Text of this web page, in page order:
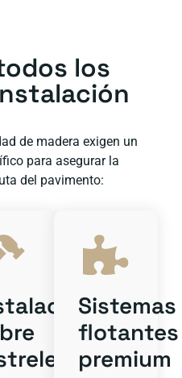
los
de madera exigen un
para asegurar la
del pavimento:
Sistemas
flotantes
premium